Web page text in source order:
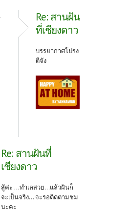
Re: สานฝัน
ที่เชียงดาว
บรรยากาศโปร่ง
ดีจัง
Re: สานฝันที่
เชียงดาว
สู้ค่ะ ...ทำเลสวย...แล้วฝันก็
จะเป็นจริง... จะรอติดตามชม
นะคะ